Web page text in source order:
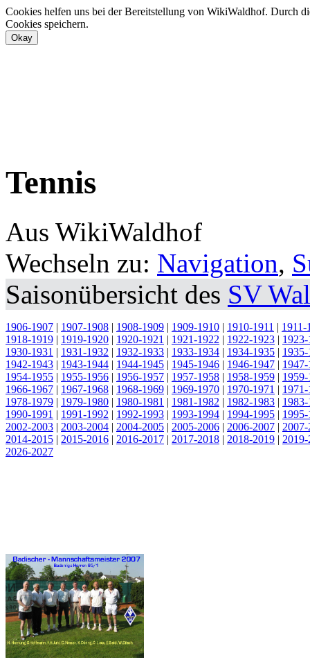
Cookies helfen uns bei der Bereitstellung von WikiWaldhof. Durch
Cookies speichern.
Tennis
Aus WikiWaldhof
Wechseln zu: Navigation,
Saisonübersicht des SV
1906-1907 | 1907-1908 | 1908-1909 | 1909-1910 | 1910-1911 | 1911-
1918-1919 | 1919-1920 | 1920-1921 | 1921-1922 | 1922-1923 |
1930-1931 | 1931-1932 | 1932-1933 | 1933-1934 | 1934-1935 |
1942-1943 | 1943-1944 | 1944-1945 | 1945-1946 | 1946-1947 |
1954-1955 | 1955-1956 | 1956-1957 | 1957-1958 | 1958-1959 |
1966-1967 | 1967-1968 | 1968-1969 | 1969-1970 | 1970-1971 |
1978-1979 | 1979-1980 | 1980-1981 | 1981-1982 | 1982-1983 |
1990-1991 | 1991-1992 | 1992-1993 | 1993-1994 | 1994-1995 |
2002-2003 | 2003-2004 | 2004-2005 | 2005-2006 | 2006-2007 |
2014-2015 | 2015-2016 | 2016-2017 | 2017-2018 | 2018-2019 |
2026-2027